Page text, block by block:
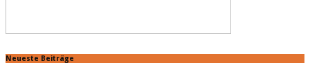
Neueste Beiträge